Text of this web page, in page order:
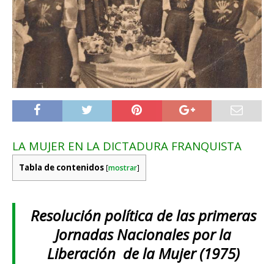
LA MUJER EN LA DICTADURA FRANQUISTA
Tabla de contenidos [mostrar]
Resolución política de las primeras
Jornadas Nacionales por la
Liberación de la Mujer (1975)